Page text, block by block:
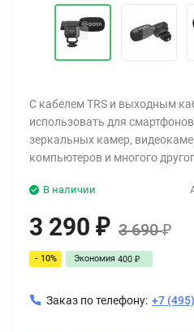
С кабелем TRS и выходным
использовать для
зеркальных камер,
компьютеров и многого
В наличии
3 290 ₽ 3 690₽
- 10% Экономия 400 ₽
Заказ по телефону: +7